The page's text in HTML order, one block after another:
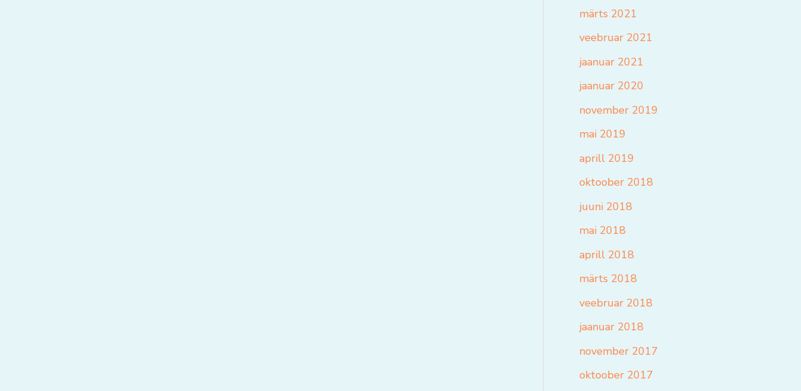
märts 2021
veebruar 2021
jaanuar 2021
jaanuar 2020
november 2019
mai 2019
aprill 2019
oktoober 2018
juuni 2018
mai 2018
aprill 2018
märts 2018
veebruar 2018
jaanuar 2018
november 2017
oktoober 2017